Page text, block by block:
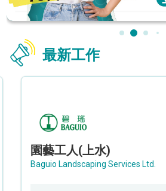
最新工作
園藝工人(上水)
Baguio Landscaping Services Ltd.